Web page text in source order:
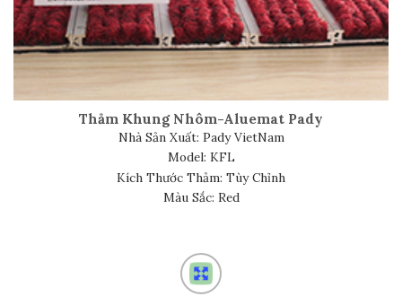
Thảm Khung Nhôm-Aluemat Pady
Nhà Sản Xuất: Pady VietNam
Model: KFL
Kích Thước Thảm: Tùy Chỉnh
Màu Sắc: Red